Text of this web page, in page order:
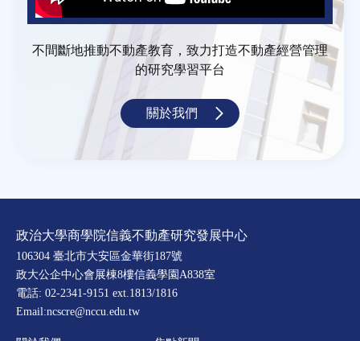
不間斷地推動不動產教育，致力打造不動產經營管理
的研究學習平台
關於我們
政治大學商學院信義不動產研究發展中心
106304 臺北市大安區金華街187號
政大公企中心會展棟8樓信義學園A838室
電話: 02-2341-9151 ext.1813/1816
Email:ncscre@nccu.edu.tw